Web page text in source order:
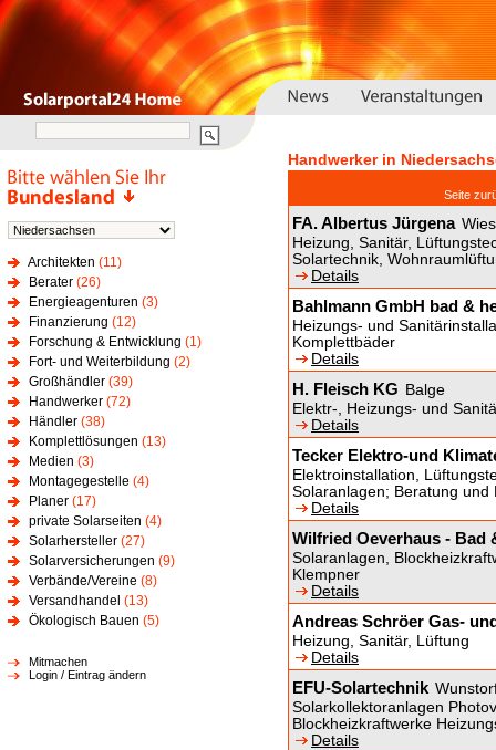
Architekten (11)
Berater (26)
Energieagenturen (3)
Finanzierung (12)
Forschung & Entwicklung (1)
Fort- und Weiterbildung (2)
Großhändler (39)
Handwerker (72)
Händler (38)
Komplettlösungen (13)
Medien (3)
Montagegestelle (4)
Planer (17)
private Solarseiten (4)
Solarhersteller (27)
Solarversicherungen (9)
Verbände/Vereine (8)
Versandhandel (13)
Ökologisch Bauen (5)
Mitmachen
Login / Eintrag ändern
Handwerker in
Seite
FA. Albertus Jürgena
Heizung, Sanitär,
Solartechnik,
Details
Bahlmann GmbH bad &
Heizungs- und
Komplettbäder
Details
H. Fleisch KG Balge
Elektr-, Heizungs- und
Details
Tecker Elektro-und
Elektroinstallation,
Solaranlagen; Beratung und
Details
Wilfried Oeverhaus - Bad
Solaranlagen,
Klempner
Details
Andreas Schröer Gas-
Heizung, Sanitär, Lüftung
Details
EFU-Solartechnik
Solarkollektoranlagen
Blockheizkraftwerke
Details